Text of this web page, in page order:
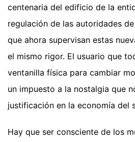
centenaria del edificio de la
regulación de las autoridades
que ahora supervisan estas
el mismo rigor. El usuario que
ventanilla física para cambiar
un impuesto a la nostalgia que
justificación en la economía del
Hay que ser consciente de los